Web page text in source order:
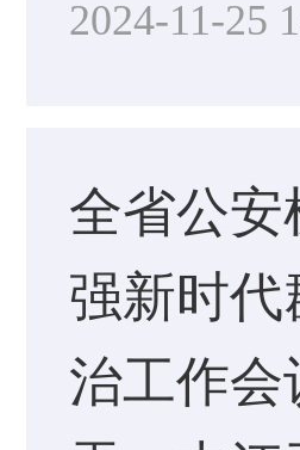
2024-11-25
全省公安
强新时代
治工作会